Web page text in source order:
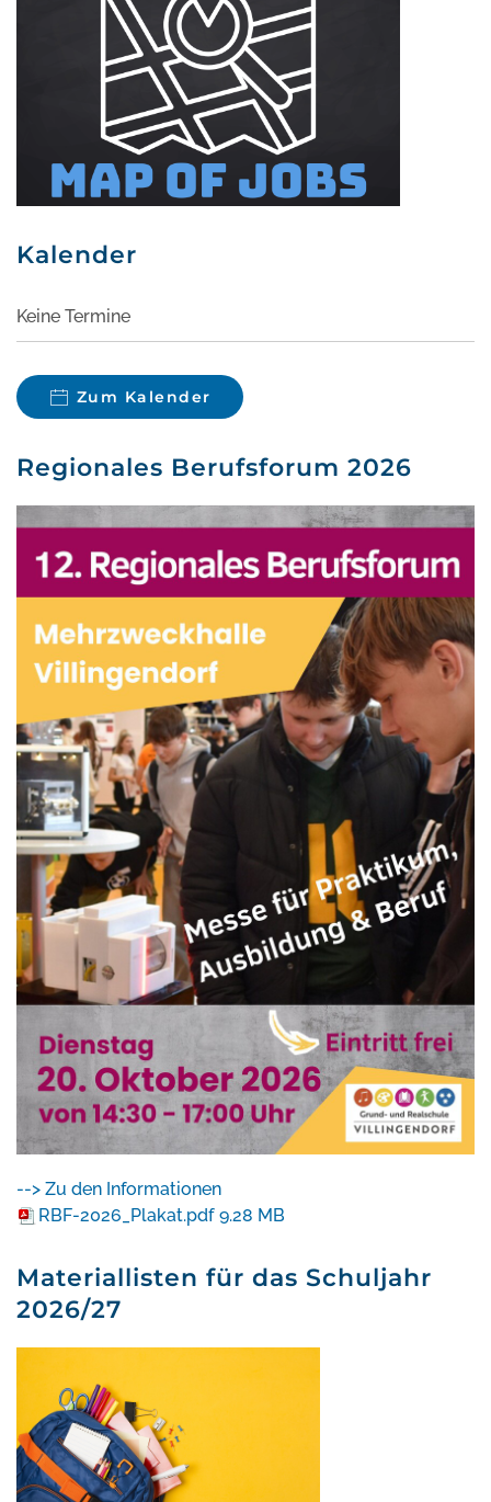
Kalender
Keine Termine
Zum Kalender
Regionales Berufsforum 2026
--> Zu den Informationen
RBF-2026_Plakat.pdf 9.28 MB
Materiallisten für das Schuljahr
2026/27